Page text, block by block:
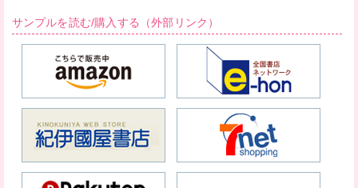
サンプルを読む/購入する（外部リンク）